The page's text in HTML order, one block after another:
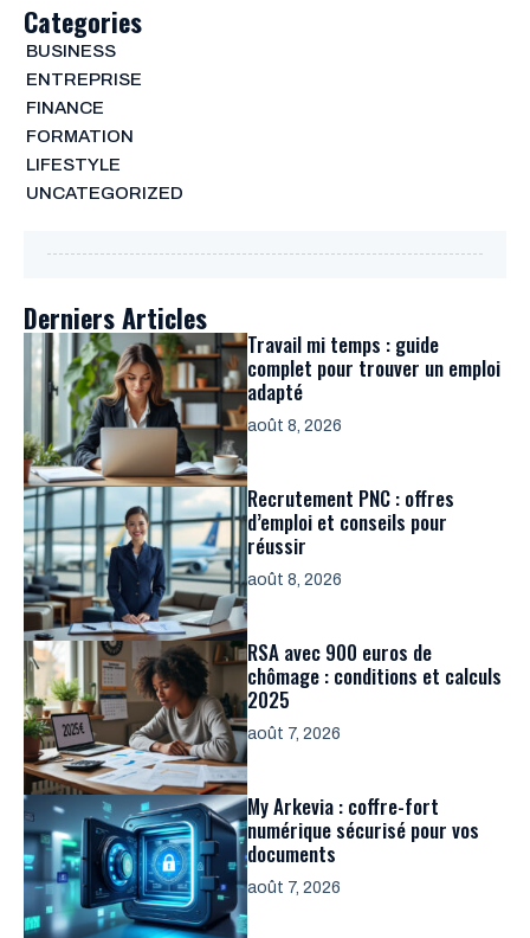
Categories
BUSINESS
ENTREPRISE
FINANCE
FORMATION
LIFESTYLE
UNCATEGORIZED
Derniers Articles
Travail mi temps : guide
complet pour trouver un emploi
adapté
août 8, 2026
Recrutement PNC : offres
d’emploi et conseils pour
réussir
août 8, 2026
RSA avec 900 euros de
chômage : conditions et calculs
2025
août 7, 2026
My Arkevia : coffre-fort
numérique sécurisé pour vos
documents
août 7, 2026